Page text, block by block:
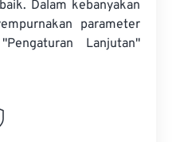
Dalam kebanyakan
parameter
Lanjutan"